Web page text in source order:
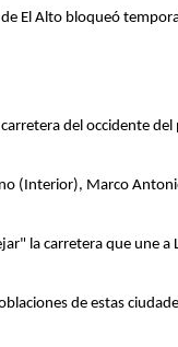
El Alto bloqueó
del occidente del
(Interior), Marco
la carretera que une a
de estas